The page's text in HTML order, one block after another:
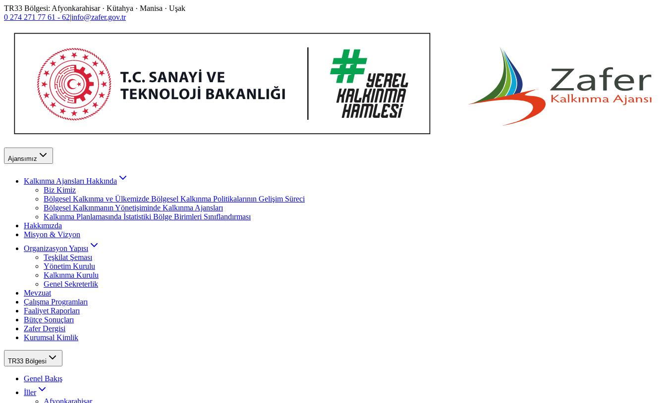
TR33 Bölgesi: Afyonkarahisar · Kütahya · Manisa · Uşak
0 274 271 77 61 - 62|info@zafer.gov.tr
Ajansımız
Kalkınma Ajansları Hakkında
Biz Kimiz
Bölgesel Kalkınma ve Ülkemizde Bölgesel Kalkınma Politikalarının Gelişim Süreci
Bölgesel Kalkınmanın Yönetişiminde Kalkınma Ajansları
Kalkınma Planlamasında İstatistiki Bölge Birimleri Sınıflandırması
Hakkımızda
Misyon & Vizyon
Organizasyon Yapısı
Teşkilat Şeması
Yönetim Kurulu
Kalkınma Kurulu
Genel Sekreterlik
Mevzuat
Çalışma Programları
Faaliyet Raporları
Bütçe Sonuçları
Zafer Dergisi
Kurumsal Kimlik
TR33 Bölgesi
Genel Bakış
İller